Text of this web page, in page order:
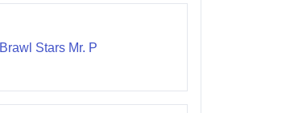
Brawl Stars Mr. P